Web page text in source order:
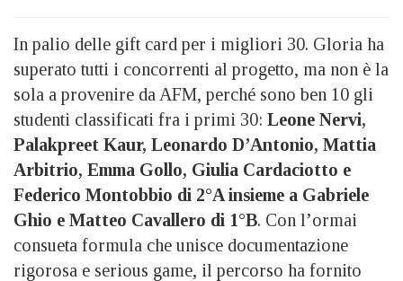
In palio delle gift card per i migliori 30. Gloria ha
superato tutti i concorrenti al progetto, ma non è la
sola a provenire da AFM, perché sono ben 10 gli
studenti classificati fra i primi 30: Leone Nervi,
Palakpreet Kaur, Leonardo D’Antonio, Mattia
Arbitrio, Emma Gollo, Giulia Cardaciotto e
Federico Montobbio di 2°A insieme a Gabriele
Ghio e Matteo Cavallero di 1°B. Con l’ormai
consueta formula che unisce documentazione
rigorosa e serious game, il percorso ha fornito